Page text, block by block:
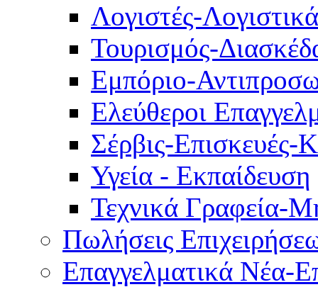
Λογιστές-
Τουρισμός-
Εμπόριο-
Ελεύθεροι
Σέρβις-Επισκευές-
Υγεία - Εκπαίδευση
Τεχνικά Γραφεία-
Πωλήσεις
Επαγγελματικά Νέα-